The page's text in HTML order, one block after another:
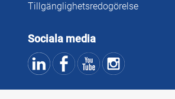
Tillgänglighetsredogörelse
Sociala media